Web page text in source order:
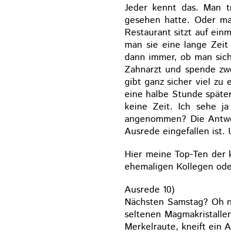
Jeder kennt das. Man
gesehen hatte. Oder
Restaurant sitzt auf
man sie eine lange
dann immer, ob man
Zahnarzt und spende
gibt ganz sicher viel zu
eine halbe Stunde
keine Zeit. Ich sehe
angenommen? Die
Ausrede eingefallen ist.
Hier meine Top-Ten
ehemaligen Kollegen
Ausrede 10)
Nächsten Samstag?
seltenen
Merkelraute, kneift ein